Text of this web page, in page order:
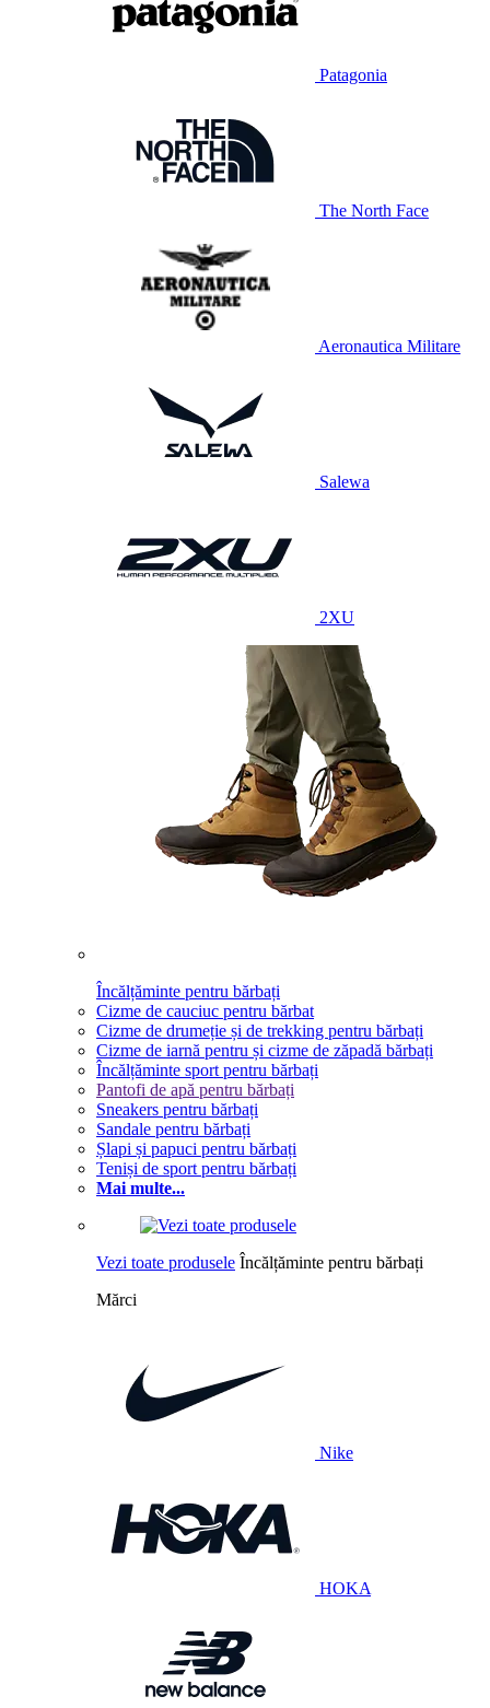
Patagonia
The North Face
Aeronautica Militare
Salewa
2XU
Încălțăminte pentru bărbați
Cizme de cauciuc pentru bărbat
Cizme de drumeție și de trekking pentru bărbați
Cizme de iarnă pentru și cizme de zăpadă bărbați
Încălțăminte sport pentru bărbați
Pantofi de apă pentru bărbați
Sneakers pentru bărbați
Sandale pentru bărbați
Șlapi și papuci pentru bărbați
Teniși de sport pentru bărbați
Mai multe...
Vezi toate produsele Încălțăminte pentru bărbați
Mărci
Nike
HOKA